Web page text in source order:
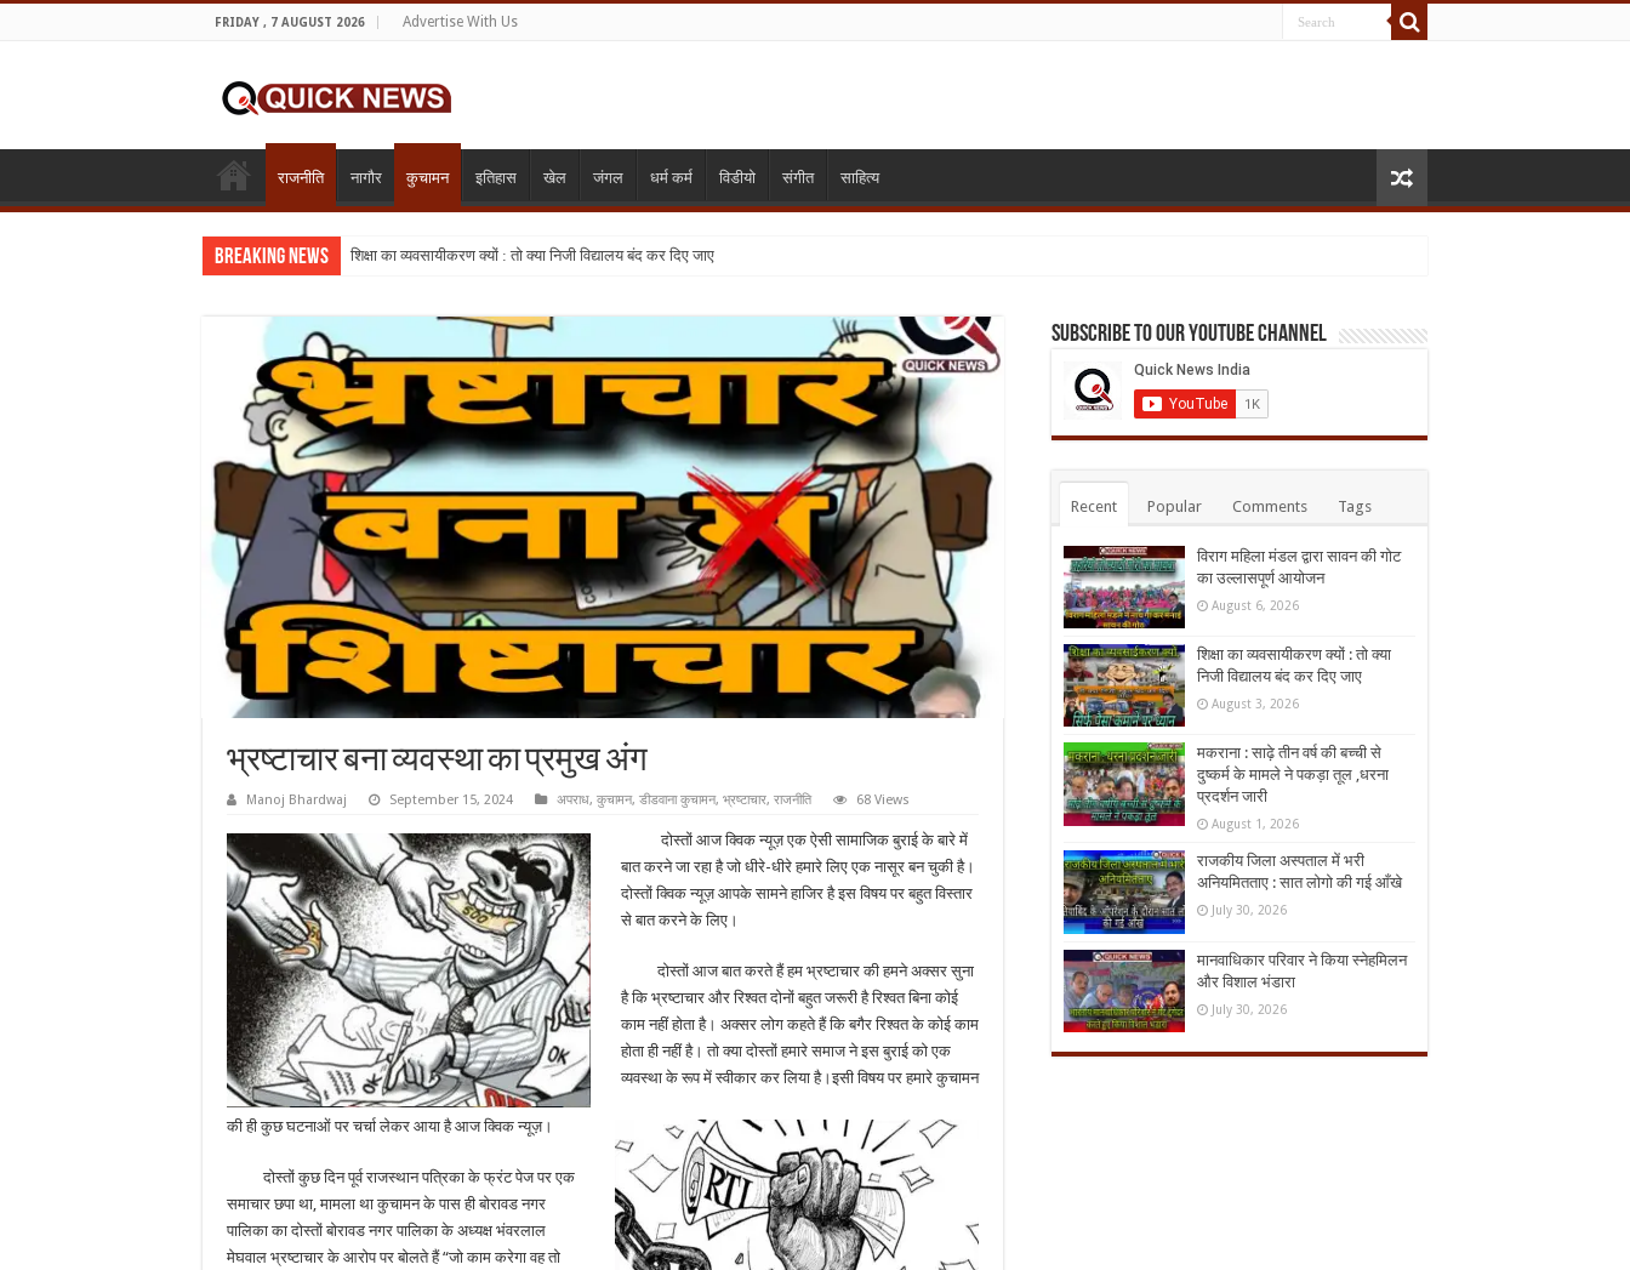
FRIDAY , 7 AUGUST 2026 Advertise With Us
राजनीति नागौर कुचामन इतिहास खेल जंगल धर्म कर्म विडीयो संगीत साहित्य
Breaking News शिक्षा का व्यवसायीकरण क्यों : तो क्या निजी विद्यालय बंद कर दिए जाए
भ्रष्टाचार बना व्यवस्था का प्रमुख अंग
Manoj Bhardwaj September 15, 2024 अपराध, कुचामन, डीडवाना कुचामन, भ्रष्टाचार, राजनीति 68 Views
दोस्तों आज क्विक न्यूज़ एक ऐसी सामाजिक बुराई के बारे में
बात करने जा रहा है जो धीरे-धीरे हमारे लिए एक नासूर बन चुकी है।
दोस्तों क्विक न्यूज़ आपके सामने हाजिर है इस विषय पर बहुत विस्तार
से बात करने के लिए।
दोस्तों आज बात करते हैं हम भ्रष्टाचार की हमने अक्सर सुना
है कि भ्रष्टाचार और रिश्वत दोनों बहुत जरूरी है रिश्वत बिना कोई
काम नहीं होता है। अक्सर लोग कहते हैं कि बगैर रिश्वत के कोई काम
होता ही नहीं है। तो क्या दोस्तों हमारे समाज ने इस बुराई को एक
व्यवस्था के रूप में स्वीकार कर लिया है।इसी विषय पर हमारे कुचामन
की ही कुछ घटनाओं पर चर्चा लेकर आया है आज क्विक न्यूज़।
दोस्तों कुछ दिन पूर्व राजस्थान पत्रिका के फ्रंट पेज पर एक
समाचार छपा था, मामला था कुचामन के पास ही बोरावड नगर
पालिका का दोस्तों बोरावड नगर पालिका के अध्यक्ष भंवरलाल
मेघवाल भ्रष्टाचार के आरोप पर बोलते हैं “जो काम करेगा वह तो
Subscribe to our Youtube Channel
Recent Popular Comments Tags
विराग महिला मंडल द्वारा सावन की गोट
का उल्लासपूर्ण आयोजन
August 6, 2026
शिक्षा का व्यवसायीकरण क्यों : तो क्या
निजी विद्यालय बंद कर दिए जाए
August 3, 2026
मकराना : साढ़े तीन वर्ष की बच्ची से
दुष्कर्म के मामले ने पकड़ा तूल ,धरना
प्रदर्शन जारी
August 1, 2026
राजकीय जिला अस्पताल में भरी
अनियमितताए : सात लोगो की गई आँखे
July 30, 2026
मानवाधिकार परिवार ने किया स्नेहमिलन
और विशाल भंडारा
July 30, 2026